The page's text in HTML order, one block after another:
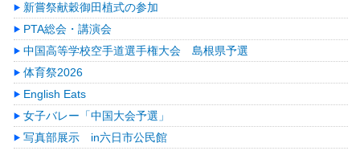
新嘗祭献穀御田植式の参加
PTA総会・講演会
中国高等学校空手道選手権大会 島根県予選
体育祭2026
English Eats
女子バレー「中国大会予選」
写真部展示 in六日市公民館